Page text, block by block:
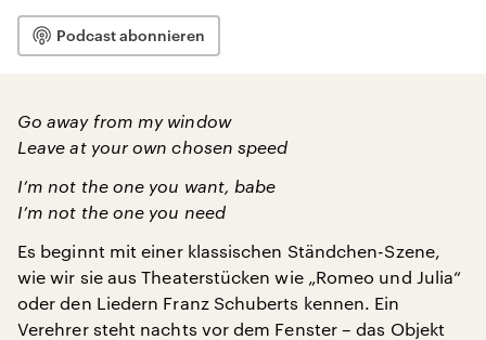
Podcast abonnieren
Go away from my window
Leave at your own chosen speed
I’m not the one you want, babe
I’m not the one you need
Es beginnt mit einer klassischen Ständchen-Szene,
wie wir sie aus Theaterstücken wie „Romeo und Julia“
oder den Liedern Franz Schuberts kennen. Ein
Verehrer steht nachts vor dem Fenster – das Objekt